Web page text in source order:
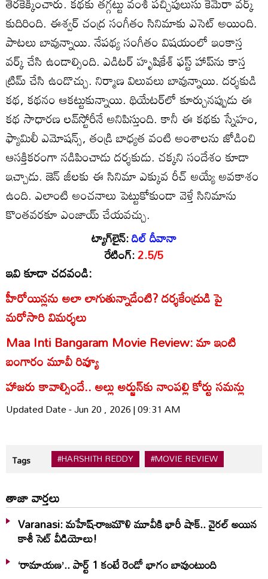
కుదిరింది. ఈశ్వర్‌ చంద్ర సంగీతం సినిమాకు ఎసెట్‌ అయింది.
పాటలు బావున్నాయి. నేపథ్య సంగీతం విషయంలో ఇంకాస్త
వర్క్‌ చేసి ఉండాల్సింది. ఎడిటర్‌ హృషికేశ్‌ ఫస్ట్‌ హాప్‌ను కాస్త
ట్రిమ్‌ చేసి ఉండొచ్చు. నిర్మాణ విలువలు బావున్నాయి. దర్శకుడి
కథ, కథనం ఆకట్టుకున్నాయి. థియేటర్‌లో కూర్చునప్పుడు ఈ
కథ సాధారణ లవ్‌స్టోరీనే అనిపిస్తుంది. కానీ ఈ కథకు స్నేహం,
ఫ్యామిలీ ఎమోషన్స్‌, తండ్రి బాధ్యత వంటి అంశాలను జోడించి
ఆసక్తికరంగా నడిపించాడు దర్శకుడు. చక్కని సందేశం కూడా
ఇచ్చాడు. జెన్‌ జీలకు ఈ సినిమా ఎక్కువ రీచ్‌ అయ్యే అవకాశం
ఉంది. ఎలాంటి అంచనాలు పెట్టుకోకుండా వెళ్తే సినిమాను
కొంతవరకూ ఎంజాయ్‌ చేయవచ్చు.
ట్యాగ్‌లైన్‌:దిల్‌ దీవానా
రేటింగ్‌:2.5/5
ఇవి కూడా చదవండి:
హీరోయిన్లను అలా లాగుతున్నాడేంటి? దర్శకేంద్రుడి పై
మరోసారి విమర్శలు
Maa Inti Bangaram Movie Review: మా ఇంటి
బంగారం మూవీ రివ్యూ
హాజరు కావాల్సిందే.. అల్లు అర్జున్‌కు నాంపల్లి కోర్టు సమన్లు
Updated Date - Jun 20 , 2026 | 09:31 AM
Tags #HARSHITH REDDY #MOVIE REVIEW
తాజా వార్తలు
Varanasi: మహేష్-రాజమౌళి మూవీకి భారీ షాక్.. వైరల్ అయిన
కాశీ సెట్ వీడియోలు!
‘రామాయణ’.. పార్ట్‌ 1 కంటే రెండో భాగం బావుంటుంది